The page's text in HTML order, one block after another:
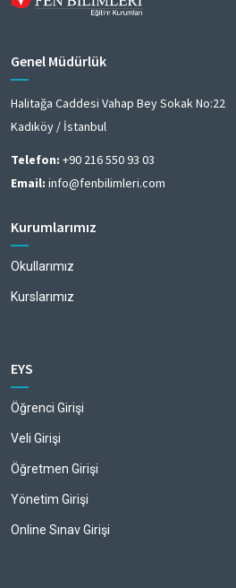
Genel Müdürlük
Halitağa Caddesi Vahap Bey Sokak No:22
Kadıköy / İstanbul
Telefon: +90 216 550 93 03
Email: info@fenbilimleri.com
Kurumlarımız
Okullarımız
Kurslarımız
EYS
Öğrenci Girişi
Veli Girişi
Öğretmen Girişi
Yönetim Girişi
Online Sınav Girişi